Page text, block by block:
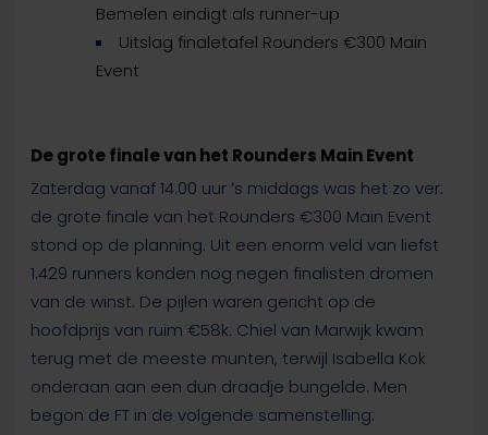
Bemelen eindigt als runner-up
Uitslag finaletafel Rounders €300 Main
Event
De grote finale van het Rounders Main Event
Zaterdag vanaf 14.00 uur ’s middags was het zo ver:
de grote finale van het Rounders €300 Main Event
stond op de planning. Uit een enorm veld van liefst
1.429 runners konden nog negen finalisten dromen
van de winst. De pijlen waren gericht op de
hoofdprijs van ruim €58k. Chiel van Marwijk kwam
terug met de meeste munten, terwijl Isabella Kok
onderaan aan een dun draadje bungelde. Men
begon de FT in de volgende samenstelling: